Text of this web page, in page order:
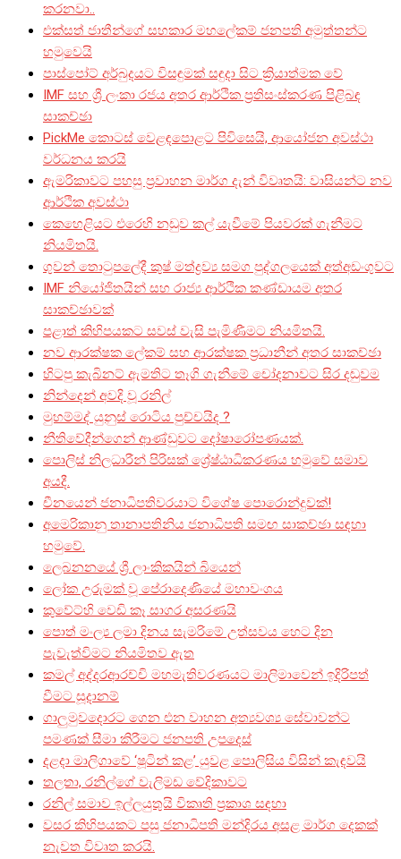
කරනවා..
එක්සත් ජාතීන්ගේ සහකාර මහලේකම් ජනපති අමුත්තන්ට
හමුවෙයි
පාස්පෝට් අර්බුදයට විසඳුමක් සඳුදා සිට ක්‍රියාත්මක වේ
IMF සහ ශ්‍රී ලංකා රජය අතර ආර්ථික ප්‍රතිසංස්කරණ පිළිබඳ
සාකච්ඡා
PickMe කොටස් වෙළඳපොළට පිවිසෙයි, ආයෝජන අවස්ථා
වර්ධනය කරයි
ඇමරිකාවට පහසු ප්‍රවාහන මාර්ග දැන් විවෘතයි: වාසියන්ට නව
ආර්ථික අවස්ථා
කෙහෙළියට එරෙහි නඩුව කල් යැවීමේ පියවරක් ගැනීමට
නියමිතයි.
ගුවන් තොටුපලේදී කුෂ් මත්ද්‍රව්‍ය සමග පුද්ගලයෙක් අත්අඩංගුවට
IMF නියෝජිතයින් සහ රාජ්‍ය ආර්ථික කණ්ඩායම අතර
සාකච්ඡාවක්
පළාත් කිහිපයකට සවස් වැසි පැමිණීමට නියමිතයි.
නව ආරක්ෂක ලේකම් සහ ආරක්ෂක ප්‍රධානීන් අතර සාකච්ඡා
හිටපු කැබිනට් ඇමතිට තෑගි ගැනීමේ චෝදනාවට සිර දඬුවම
නින්දෙන් අවදි වූ රනිල්
මුහම්මද් යුනුස් රොටිය පුච්චයිද ?
නීතිවේදීන්ගෙන් ආණ්ඩුවට දෝෂාරෝපණයක්.
පොලිස් නිලධාරීන් පිරිසක් ශ්‍රේෂ්ඨාධිකරණය හමුවේ සමාව
අයදී.
චීනයෙන් ජනාධිපතිවරයාට විශේෂ පොරොන්දුවක්!
අමෙරිකානු තානාපතිනිය ජනාධිපති සමඟ සාකච්ඡා සඳහා
හමුවේ.
ලෙබනනයේ ශ්‍රී ලාංකිකයින් බියෙන්
ලෝක උරුමක් වූ පේරාදෙණියේ මහාවංශය
කුවේට්හි වෙඩි කෑ සාගර අසරණයි
පොත් මංල්‍ය ලමා දිනය සැමරිමේ උත්සවය හෙට දින
පැවැත්විමට නියමිතව ඇත
කමල් අද්දරආරච්චි මහමැතිවරණයට මාලිමාවෙන් ඉදිරිපත්
වීමට සූදානම්
ගාලුමුවදොරට ගෙන එන වාහන අත්‍යවශ්‍ය සේවාවන්ට
පමණක් සීමා කිරීමට ජනපති උපදෙස්
දළදා මාලිගාවේ ‘ෂූටින් කළ’ යුවළ පොලිසිය විසින් කැඳවයි
තලතා, රනිල්ගේ වැලිමඩ වේදිකාවට
රනිල් සමාව ඉල්ලයුතුයි විකෘති ප්‍රකාශ සඳහා
වසර කිහිපයකට පසු ජනාධිපති මන්දිරය අසළ මාර්ග දෙකක්
නැවත විවෘත කරයි.